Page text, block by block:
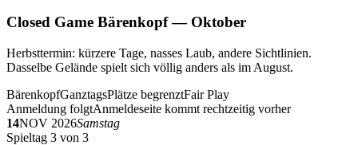
Closed Game Bärenkopf — Oktober
Herbsttermin: kürzere Tage, nasses Laub, andere Sichtlinien.
Dasselbe Gelände spielt sich völlig anders als im August.
BärenkopfGanztagsPlätze begrenztFair Play
Anmeldung folgtAnmeldeseite kommt rechtzeitig vorher
14NOV 2026Samstag
Spieltag 3 von 3